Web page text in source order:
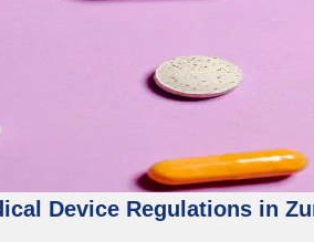
Device Regulations in